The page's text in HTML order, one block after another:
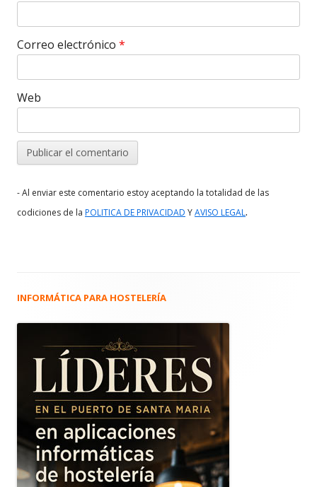
Correo electrónico *
Web
- Al enviar este comentario estoy aceptando la totalidad de las
codiciones de la POLITICA DE PRIVACIDAD YAVISO LEGAL.
Barra
principal
INFORMÁTICA PARA HOSTELERÍA